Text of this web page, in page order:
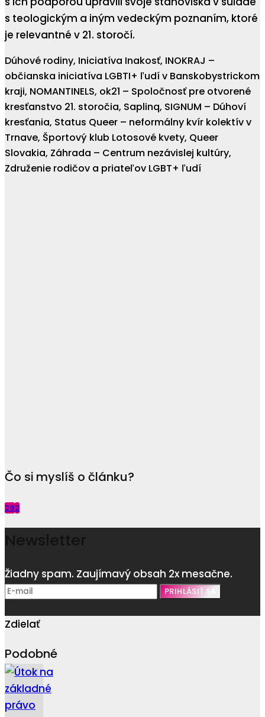
s teologickým a iným vedeckým poznaním, ktoré
je relevantné v 21. storočí.
Dúhové rodiny, Iniciatíva Inakosť, INOKRAJ –
občianska iniciatíva LGBTI+ ľudí v Banskobystrickom
kraji, NOMANTINELS, ok21 – Spoločnosť pre otvorené
kresťanstvo 21. storočia, Saplinq, SIGNUM – Dúhoví
kresťania, Status Queer – neformálny kvír kolektív v
Trnave, Športový klub Lotosové kvety, Queer
Slovakia, Záhrada – Centrum nezávislej kultúry,
Združenie rodičov a priateľov LGBT+ ľudí
Čo si myslíš o článku?
292
Žiadny spam. Zaujímavý obsah 2x mesačne.
Zdielať
Podobné